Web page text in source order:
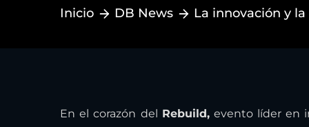
Inicio DB News La innovación y
En el corazón del Rebuild,evento líder en